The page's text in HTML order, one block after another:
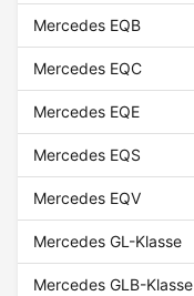
Mercedes EQB
Mercedes EQC
Mercedes EQE
Mercedes EQS
Mercedes EQV
Mercedes GL-Klasse
Mercedes GLB-Klasse